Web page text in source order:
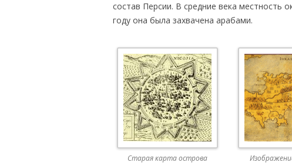
состав Персии. В средние века местность
году она была захвачена арабами.
Старая карта острова